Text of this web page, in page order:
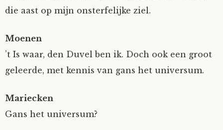
Vrolijke Dondersteen
die aast op mijn onsterfelijke ziel.
Moenen
’t Is waar, den Duvel ben ik. Doch ook een groot
geleerde, met kennis van gans het universum.
Mariecken
Gans het universum?